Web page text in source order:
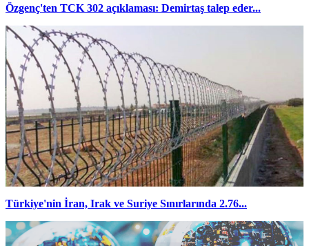
Özgenç'ten TCK 302 açıklaması: Demirtaş talep eder...
Türkiye'nin İran, Irak ve Suriye Sınırlarında 2.76...